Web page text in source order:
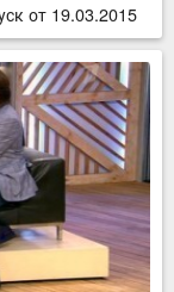
от 19.03.2015